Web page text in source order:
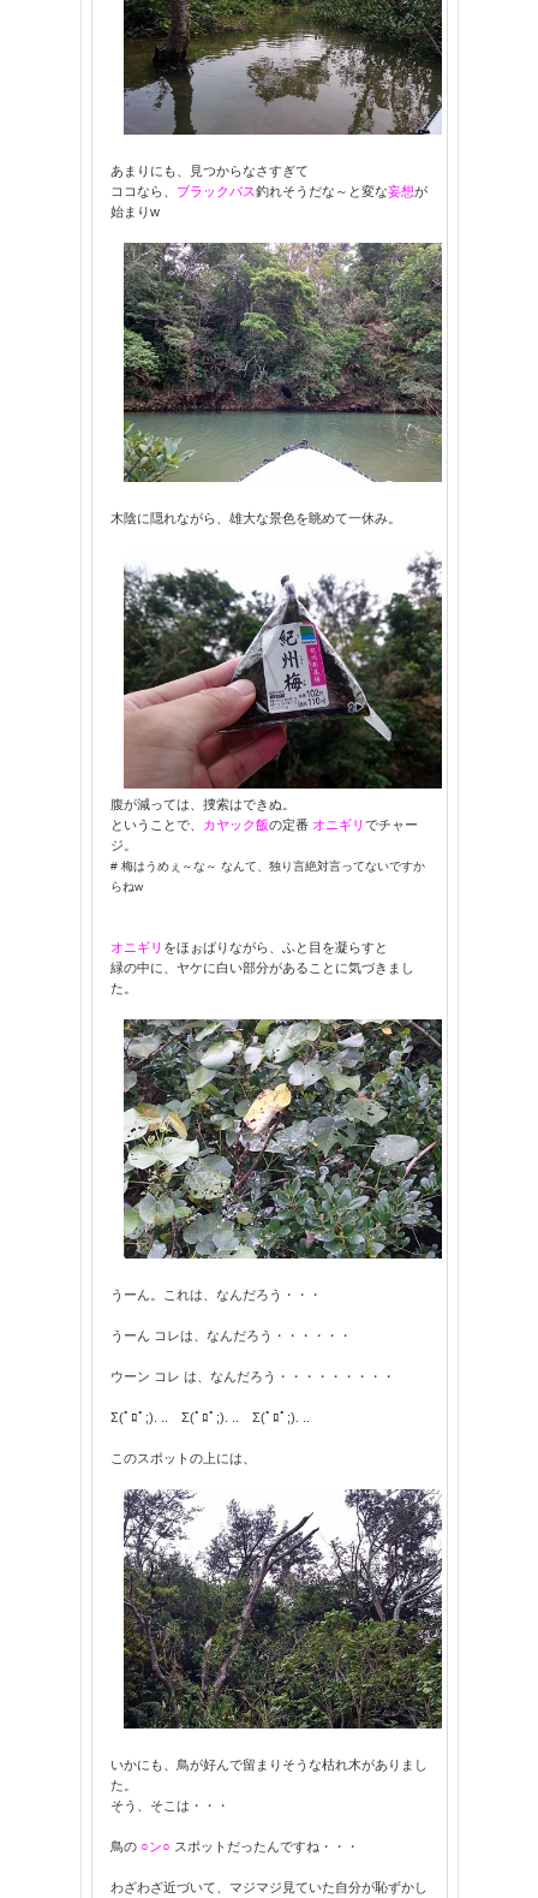
あまりにも、見つからなさすぎて
ココなら、
ブラックバス釣れそうだな～と変な妄想が
始まりw
木陰に隠れながら、雄大な景色を眺めて一休み。
腹が減っては、捜索はできぬ。
ということで、
カヤック飯の定番 オニギリ でチャー
ジ。
# 梅はうめぇ～な～ なんて、独り言絶対言ってないですか
らねw
オニギリ をほぉばりながら、ふと目を凝らすと
緑の中に、ヤケに白い部分があることに気づきまし
た。
うーん。これは、なんだろう・・・
うーん コレは、なんだろう・・・・・・
ウーン コレ は、なんだろう・・・・・・・・・
Σ(ﾟﾛﾟ;). .. Σ(ﾟﾛﾟ;). .. Σ(ﾟﾛﾟ;). ..
このスポットの上には、
いかにも、鳥が好んで留まりそうな枯れ木がありまし
た。
そう、そこは・・・
鳥の ○ン○ スポットだったんですね・・・
わざわざ近づいて、マジマジ見ていた自分が恥ずかし